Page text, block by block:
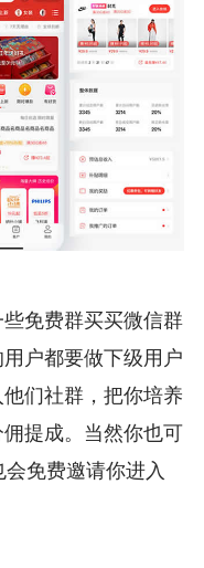
免费群买买微信群
户都要做下级用户
们社群，把你培养
提成。当然你也可
会免费邀请你进入